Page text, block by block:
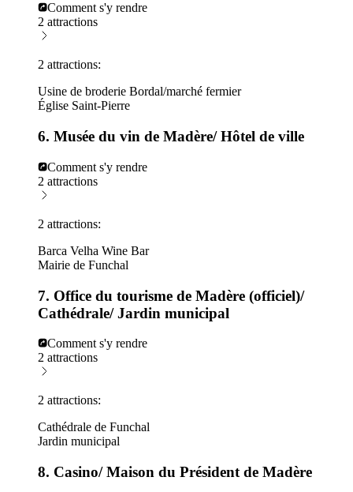
Comment s'y rendre
2 attractions
2 attractions:
Usine de broderie Bordal/marché fermier
Église Saint-Pierre
6. Musée du vin de Madère/ Hôtel de ville
Comment s'y rendre
2 attractions
2 attractions:
Barca Velha Wine Bar
Mairie de Funchal
7. Office du tourisme de Madère (officiel)/
Cathédrale/ Jardin municipal
Comment s'y rendre
2 attractions
2 attractions:
Cathédrale de Funchal
Jardin municipal
8. Casino/ Maison du Président de Madère